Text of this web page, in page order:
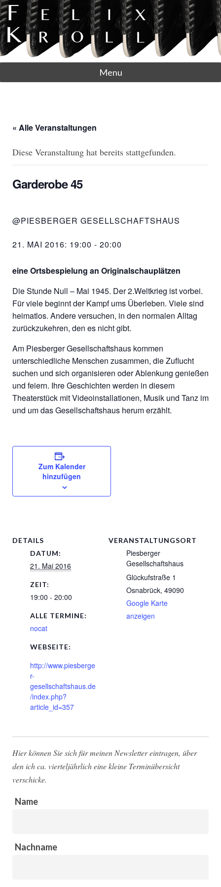
Menu
« Alle Veranstaltungen
Diese Veranstaltung hat bereits stattgefunden.
Garderobe 45
@PIESBERGER GESELLSCHAFTSHAUS
21. MAI 2016: 19:00 - 20:00
eine Ortsbespielung an Originalschauplätzen
Die Stunde Null – Mai 1945. Der 2.Weltkrieg ist vorbei.
Für viele beginnt der Kampf ums Überleben. Viele sind
heimatlos. Andere versuchen, in den normalen Alltag
zurückzukehren, den es nicht gibt.
Am Piesberger Gesellschaftshaus kommen
unterschiedliche Menschen zusammen, die Zuflucht
suchen und sich organisieren oder Ablenkung genießen
und feiern. Ihre Geschichten werden in diesem
Theaterstück mit Videoinstallationen, Musik und Tanz im
und um das Gesellschaftshaus herum erzählt.
Zum Kalender
hinzufügen
DETAILS
DATUM:
21. Mai 2016
ZEIT:
19:00 - 20:00
ALLE TERMINE:
nocat
WEBSEITE:
http://www.piesberge
r-
gesellschaftshaus.de
/index.php?
article_id=357
VERANSTALTUNGSORT
Piesberger
Gesellschaftshaus
Glückufstraße 1
Osnabrück, 49090
Google Karte
anzeigen
Hier können Sie sich für meinen Newsletter eintragen, über
den ich ca. vierteljährlich eine kleine Terminübersicht
verschicke.
Name
Nachname